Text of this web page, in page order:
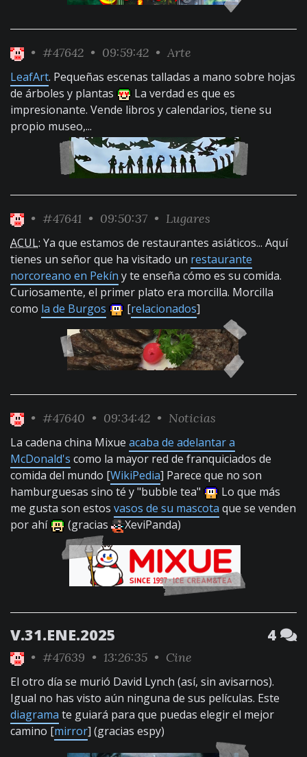
• #47642 • 09:59:42 • Arte
LeafArt. Pequeñas escenas talladas a mano sobre hojas
de árboles y plantas
La verdad es que es
impresionante. Vende libros y calendarios, tiene su
propio museo,...
• #47641 • 09:50:37 • Lugares
ACUL: Ya que estamos de restaurantes asiáticos... Aquí
tienes un señor que ha visitado un restaurante
norcoreano en Pekín y te enseña cómo es su comida.
Curiosamente, el primer plato era morcilla. Morcilla
como la de Burgos [relacionados]
• #47640 • 09:34:42 • Noticias
La cadena china Mixue acaba de adelantar a
McDonald's como la mayor red de franquiciados de
comida del mundo [WikiPedia] Parece que no son
hamburguesas sino té y "bubble tea"
Lo que más
me gusta son estos vasos de su mascota que se venden
por ahí
(gracias XeviPanda)
V.31.ENE.2025 4
• #47639 • 13:26:35 • Cine
El otro día se murió David Lynch (así, sin avisarnos).
Igual no has visto aún ninguna de sus películas. Este
diagrama te guiará para que puedas elegir el mejor
camino [mirror] (gracias espy)